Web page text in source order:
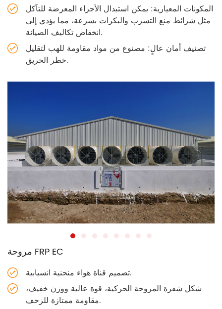
المكونات المعيارية: يمكن استبدال الأجزاء المعرضة للتآكل
مثل شرائط منع التسرب والبكرات بسرعة، مما يؤدي إلى
انخفاض تكاليف الصيانة.
تصنيف أمان عالٍ: مصنوع من مواد مقاومة للهب لتقليل
خطر الحريق.
مروحة FRP EC
تصميم قناة هواء منحنية انسيابية.
شكل شفرة المروحة الحركية، قوة عالية ووزن خفيف،
مقاومة ممتازة للزحف.